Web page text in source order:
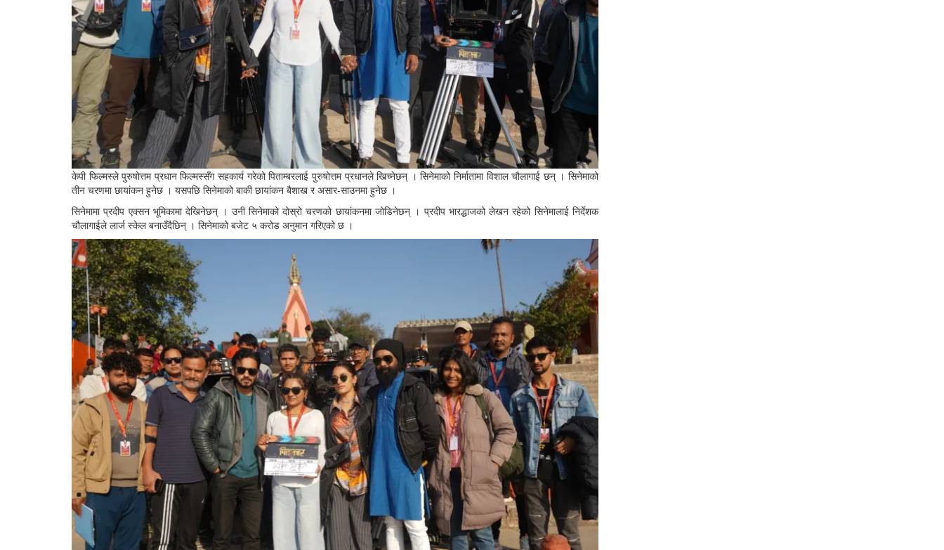
केपी फिल्मस्ले पुरुषोत्तम प्रधान फिल्मस्सँग सहकार्य गरेको पिताम्बरलाई पुरुषोत्तम प्रधानले खिच्नेछन् । सिनेमाको निर्मातामा विशाल चौलागाई छन् । सिनेमाको
तीन चरणमा छायांकन हुनेछ । यसपछि सिनेमाको बाकी छायांकन बैशाख र असार-साउनमा हुनेछ ।
सिनेमामा प्रदीप एक्सन भूमिकामा देखिनेछन् । उनी सिनेमाको दोस्रो चरणको छायांकनमा जोडिनेछन् । प्रदीप भारद्धाजको लेखन रहेको सिनेमालाई निर्देशक
चौलागाईले लार्ज स्केल बनाउँदैछिन् । सिनेमाको बजेट ५ करोड अनुमान गरिएको छ ।